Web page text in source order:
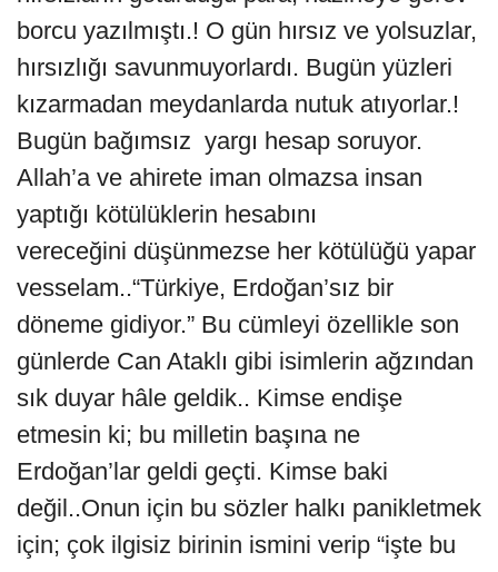
borcu yazılmıştı.! O gün hırsız ve yolsuzlar,
hırsızlığı savunmuyorlardı. Bugün yüzleri
kızarmadan meydanlarda nutuk atıyorlar.!
Bugün bağımsız yargı hesap soruyor.
Allah’a ve ahirete iman olmazsa insan
yaptığı kötülüklerin hesabını
vereceğini düşünmezse her kötülüğü yapar
vesselam..“Türkiye, Erdoğan’sız bir
döneme gidiyor.” Bu cümleyi özellikle son
günlerde Can Ataklı gibi isimlerin ağzından
sık duyar hâle geldik.. Kimse endişe
etmesin ki; bu milletin başına ne
Erdoğan’lar geldi geçti. Kimse baki
değil..Onun için bu sözler halkı panikletmek
için; çok ilgisiz birinin ismini verip “işte bu